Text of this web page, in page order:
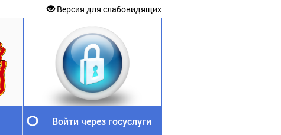
Версия для слабовидящих
Войти через госуслуги